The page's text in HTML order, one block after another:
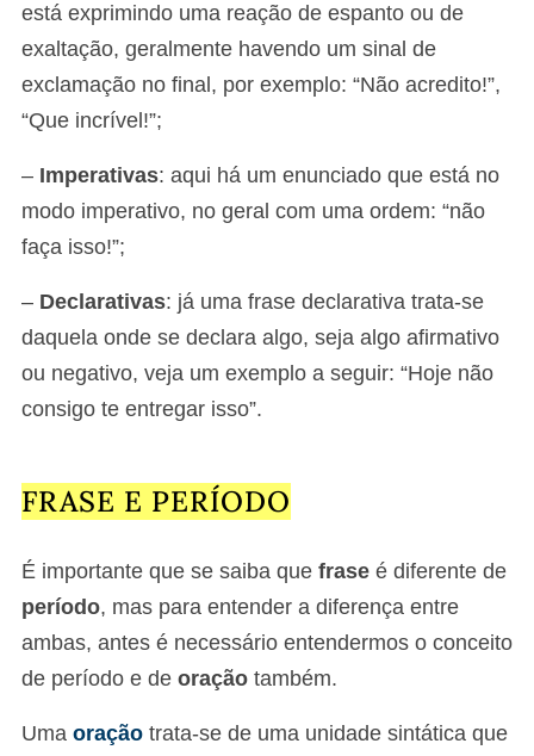
está exprimindo uma reação de espanto ou de
exaltação, geralmente havendo um sinal de
exclamação no final, por exemplo: “Não acredito!”,
“Que incrível!”;
– Imperativas: aqui há um enunciado que está no
modo imperativo, no geral com uma ordem: “não
faça isso!”;
– Declarativas: já uma frase declarativa trata-se
daquela onde se declara algo, seja algo afirmativo
ou negativo, veja um exemplo a seguir: “Hoje não
consigo te entregar isso”.
FRASE E PERÍODO
É importante que se saiba que frase é diferente de
período, mas para entender a diferença entre
ambas, antes é necessário entendermos o conceito
de período e de oração também.
Uma oração trata-se de uma unidade sintática que